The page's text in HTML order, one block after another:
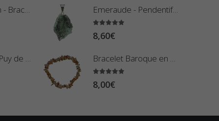
Oeil-de-Faucon - Bracelet Pierres Roulées
Améthyste du Puy de Dôme - Pierre Plate
Emeraude - Pendentif Pierre Brute
8,60€
Bracelet Baroque en Pierre de Soleil
8,00€